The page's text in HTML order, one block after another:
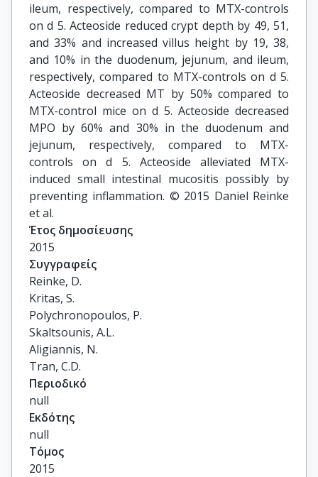
ileum, respectively, compared to MTX-controls
on d 5. Acteoside reduced crypt depth by 49, 51,
and 33% and increased villus height by 19, 38,
and 10% in the duodenum, jejunum, and ileum,
respectively, compared to MTX-controls on d 5.
Acteoside decreased MT by 50% compared to
MTX-control mice on d 5. Acteoside decreased
MPO by 60% and 30% in the duodenum and
jejunum, respectively, compared to MTX-
controls on d 5. Acteoside alleviated MTX-
induced small intestinal mucositis possibly by
preventing inflammation. © 2015 Daniel Reinke
et al.
Έτος δημοσίευσης
2015
Συγγραφείς
Reinke, D.
Kritas, S.
Polychronopoulos, P.
Skaltsounis, A.L.
Aligiannis, N.
Tran, C.D.
Περιοδικό
null
Εκδότης
null
Τόμος
2015